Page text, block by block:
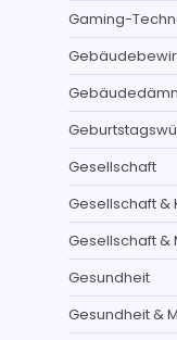
Gaming-
Gesellschaft
Gesellschaft &
Gesellschaft &
Gesundheit
Gesundheit &